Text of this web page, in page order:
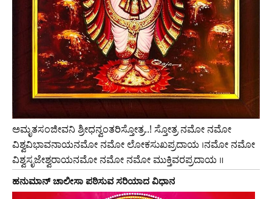
ಅಮೃತಸಂಜೀವನಿ ಶ್ರೀಧನ್ವಂತರಿಸ್ತೋತ್ರ..! ಸ್ತೋತ್ರ ನಮೋ ನಮೋ
ವಿಶ್ವವಿಭಾವನಾಯನಮೋ ನಮೋ ಲೋಕಸುಖಪ್ರದಾಯ ।ನಮೋ ನಮೋ
ವಿಶ್ವಸೃಜೇಶ್ವರಾಯನಮೋ ನಮೋ ನಮೋ ಮುಕ್ತಿವರಪ್ರದಾಯ ॥
ಹನುಮಾನ್‌ ಚಾಲೀಸಾ ಪಠಿಸುವ ಸರಿಯಾದ ವಿಧಾನ